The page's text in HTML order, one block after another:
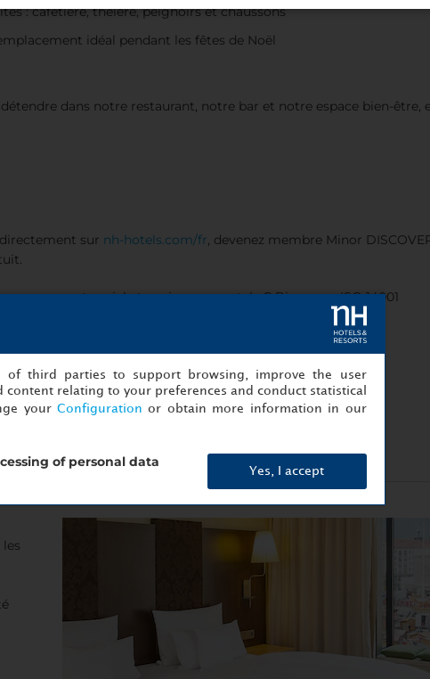
: cafetière, théière, peignoirs et chaussons
idéal pendant les fêtes de Noël
dans notre restaurant, notre bar et notre espace bien-être,
sur nh-hotels.com/fr, devenez membre Minor
engagement social et environnemental : C Bioscore; ISO
of third parties to support browsing, improve the user
content relating to your preferences and conduct statistical
your Configuration or obtain more information in our
of personal data
Yes, I accept